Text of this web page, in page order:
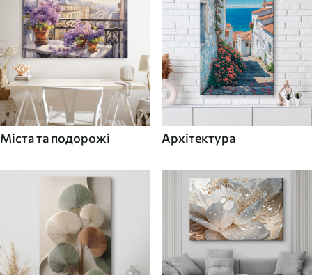
Міста та подорожі Архітектура